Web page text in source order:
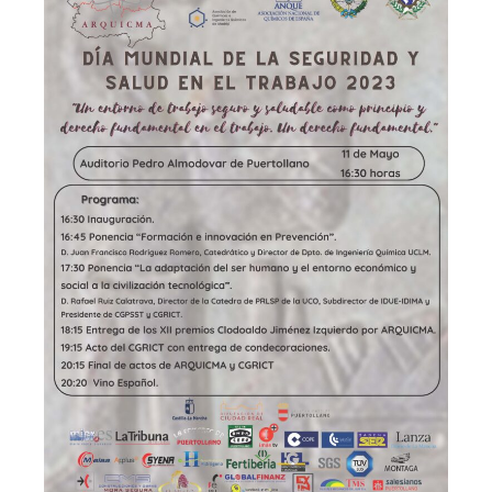
Publicaciones
Publicaciones del CGPSST
Jurisprudencia
Publicaciones de las asociaciones
Publicaciones de otros colectivos
Prevencionistas
Prevencionistas SST
Novedades
Novedades del consejo
Novedades de asociaciones
Novedades legislativas